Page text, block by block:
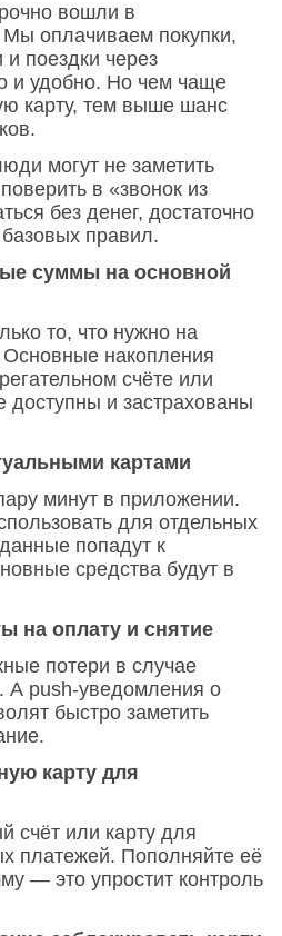
вошли в
оплачиваем покупки,
поездки через
и удобно. Но чем чаще
карту, тем выше шанс
могут не заметить
в «звонок из
без денег, достаточно
правил.
суммы на основной
то, что нужно на
накопления
счёте или
и застрахованы
картами
минут в приложении.
для отдельных
попадут к
средства будут в
на оплату и снятие
потери в случае
А push-уведомления о
быстро заметить
карту для
счёт или карту для
платежей. Пополняйте её
— это упростит контроль